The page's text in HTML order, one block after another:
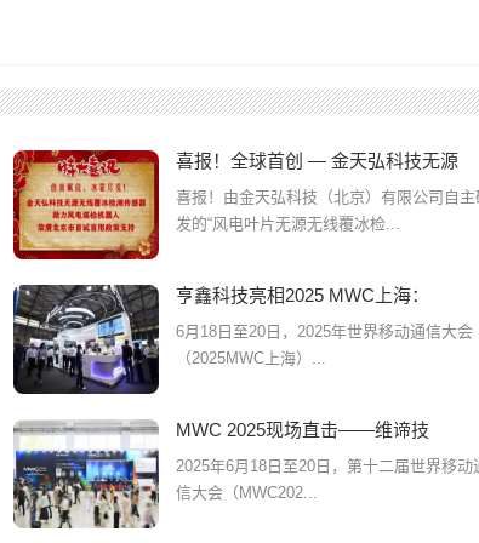
喜报！全球首创 — 金天弘科技无源
喜报！由金天弘科技（北京）有限公司自主
发的“风电叶片无源无线覆冰检...
亨鑫科技亮相2025 MWC上海：
6月18日至20日，2025年世界移动通信大会
（2025MWC上海）...
MWC 2025现场直击——维谛技
2025年6月18日至20日，第十二届世界移动
信大会（MWC202...